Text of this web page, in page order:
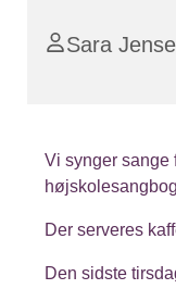
Sara
Vi synger sange
Der serveres
Den sidste